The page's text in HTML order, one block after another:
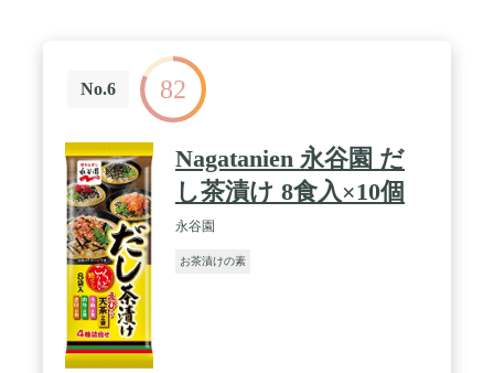
パウダー、青のり/加工でん粉、調味料(アミノ酸
等)、クチナシ色素、香料、フラボノイド色素、カ
ラメル色素、酸化防止剤(ビタミンE)、香辛料、(一
部に小麦・乳成分・大豆を含む)、たらこ茶づけ 6食
入:調味顆粒(食塩、砂糖、たらパウダー、醤油、た
らこパウダー、貝柱エキス、鰹節エキス、昆布粉)
(国内製造)、味付たらこ、あられ、海苔/調味料(ア
ミノ酸等)、紅麹色素、カラメル色素、酸化防止剤
(ビタミンE)、(一部に小麦・大豆を含む) / 内容
量:187.2g / お茶づけ海苔8食入 1袋(6g)当たり(推定
値):熱量15kcal、たんぱく質0.5g、脂質0g、炭水化物
3.1g、食塩相当量2.2g、さけ茶づけ6食入 1袋(5.8g)
当たり(推定値):熱量13kcal、たんぱく質1.3g、脂質
0.1g、炭水化物1.8g、食塩相当量2.4g、梅干茶づけ6
食入 1袋(5.6g)当たり(推定値):熱量11kcal、たんぱく
質0.6g、脂質0.03g、炭水化物2.2g、食塩相当量
No.6 82
Nagatanien 永谷園 だ
し茶漬け 8食入×10個
永谷園
お茶漬けの素